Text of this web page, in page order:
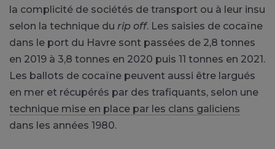
la complicité de sociétés de transport ou à leur insu
selon la technique du rip off. Les saisies de cocaïne
dans le port du Havre sont passées de 2,8 tonnes
en 2019 à 3,8 tonnes en 2020 puis 11 tonnes en 2021.
Les ballots de cocaïne peuvent aussi être largués
en mer et récupérés par des trafiquants, selon une
technique mise en place par les clans galiciens
dans les années 1980.